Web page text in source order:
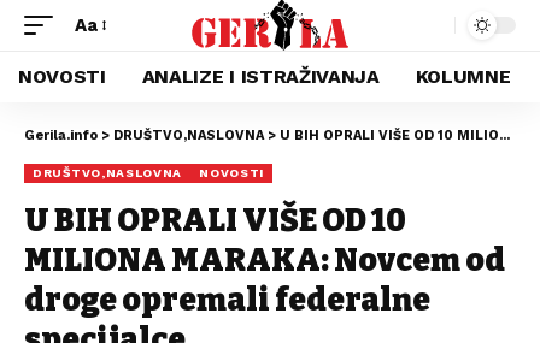
Aa
NOVOSTI ANALIZE I ISTRAŽIVANJA KOLUMNE
Gerila.info > DRUŠTVO,NASLOVNA> U BIH OPRALI VIŠE OD 10 MILIONA MARAKA: Novcem od droge opremali federalne specijalce
DRUŠTVO,NASLOVNA NOVOSTI
U BIH OPRALI VIŠE OD 10
MILIONA MARAKA: Novcem od
droge opremali federalne